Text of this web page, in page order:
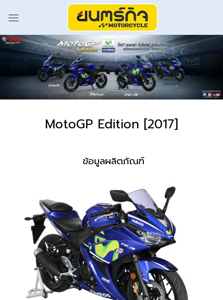
MotoGP Edition [2017]
ข้อมูลผลิตภัณฑ์